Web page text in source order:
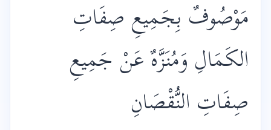
مَوْصُوفٌ بِجَمِيعِ صِفَاتِ
الكَمَالِ وَمُنَزَّهٌ عَنْ جَمِيعِ
صِفَاتِ النُّقْصَانِ